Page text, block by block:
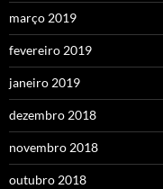
março 2019
fevereiro 2019
janeiro 2019
dezembro 2018
novembro 2018
outubro 2018